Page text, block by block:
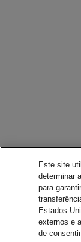
Este site
determinar
para
Estados
externos e
de